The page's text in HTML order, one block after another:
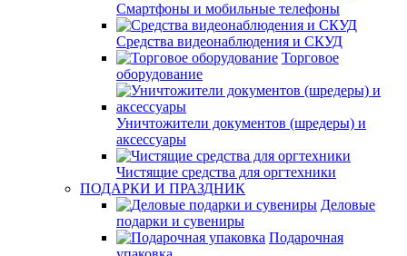
Смартфоны и мобильные телефоны
Средства видеонаблюдения и СКУД
Торговое
оборудование
Уничтожители документов (шредеры) и
аксессуары
Чистящие средства для оргтехники
ПОДАРКИ И ПРАЗДНИК
Деловые
подарки и сувениры
Подарочная